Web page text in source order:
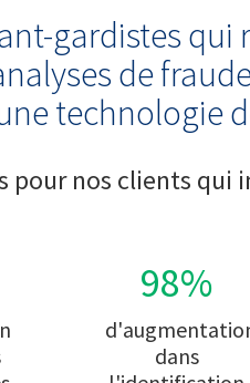
gardistes
de
technologie
pour nos clients
98%
dans